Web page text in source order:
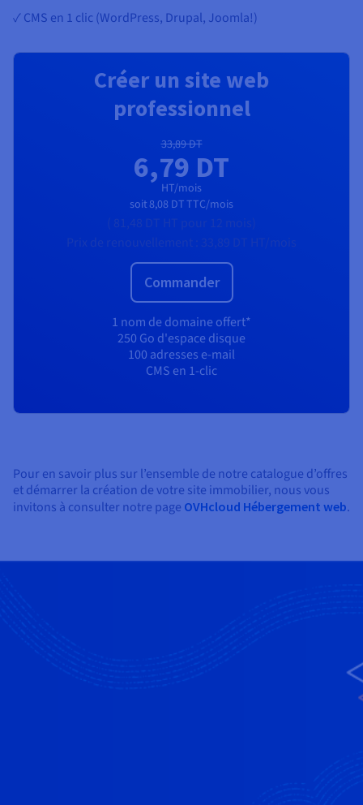
✓ CMS en 1 clic (WordPress, Drupal, Joomla!)
Créer un site web
professionnel
33,89 DT
6,79 DT
HT/mois
soit8,08 DTTTC/mois
Commander
1 nom de domaine offert*
250 Go d'espace disque
100 adresses e-mail
CMS en 1-clic
Pour en savoir plus sur l’ensemble de notre catalogue d’offres
et démarrer la création de votre site immobilier, nous vous
invitons à consulter notre page OVHcloud Hébergement web.